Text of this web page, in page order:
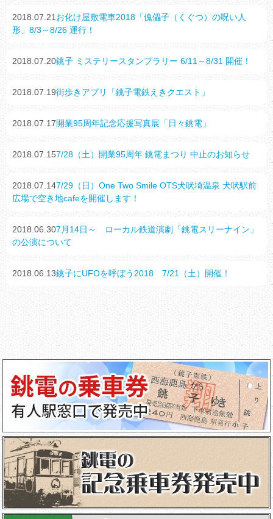
2018.07.21 お化け屋敷電車2018「傀儡子（くぐつ）の呪い人
形」8/3～8/26 運行！
2018.07.20銚子 ミステリースタンプラリー 6/11～8/31 開催！
2018.07.19街歩きアプリ「銚子電鉄えきクエスト」
2018.07.17開業95周年記念応援写真展「日々銚電」
2018.07.157/28（土）開業95周年 銚電まつり 中止のお知らせ
2018.07.147/29（日）One Two Smile OTS犬吠埼温泉 犬吠駅前
広場で空き地cafeを開催します！
2018.06.307月14日～ ローカル鉄道演劇「銚電スリーナイン」
の公演について
2018.06.13銚子にUFOを呼ぼう2018 7/21（土）開催！